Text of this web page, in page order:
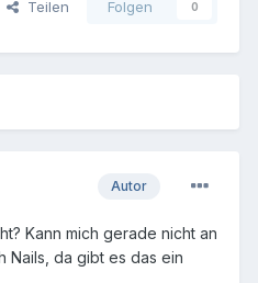
Teilen Folgen 0
Autor
Kann mich gerade nicht an
Nails, da gibt es das ein